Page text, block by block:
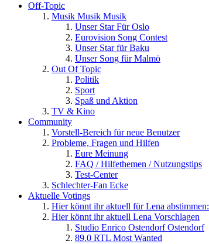
Off-Topic
Musik Musik Musik
Unser Star Für Oslo
Eurovision Song Contest
Unser Star für Baku
Unser Song für Malmö
Out Of Topic
Politik
Sport
Spaß und Aktion
TV & Kino
Community
Vorstell-Bereich für neue Benutzer
Probleme, Fragen und Hilfen
Eure Meinung
FAQ / Hilfethemen / Nutzungstips
Test-Center
Schlechter-Fan Ecke
Aktuelle Votings
Hier könnt ihr aktuell für Lena abstimmen:
Hier könnt ihr aktuell Lena Vorschlagen
Studio Enrico Ostendorf Ostendorf
89.0 RTL Most Wanted